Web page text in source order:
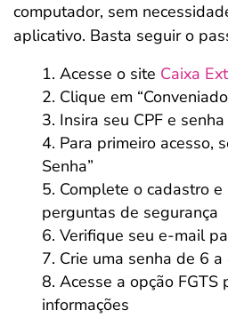
computador, sem
aplicativo. Basta seguir o
Acesse o site Caixa
Clique em
Insira seu CPF e senha
Para primeiro acesso,
Senha”
Complete o cadastro
perguntas de segurança
Verifique seu e-mail
Crie uma senha de 6
Acesse a opção FGTS
informações